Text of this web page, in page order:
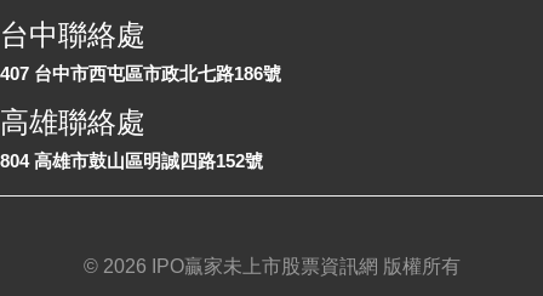
台中聯絡處
407 台中市西屯區市政北七路186號
高雄聯絡處
804 高雄市鼓山區明誠四路152號
© 2026 IPO贏家未上市股票資訊網 版權所有